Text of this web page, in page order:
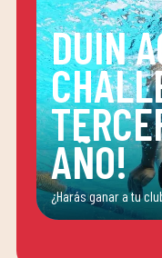
DUIN
AÑO!
¿Harás ganar a tu